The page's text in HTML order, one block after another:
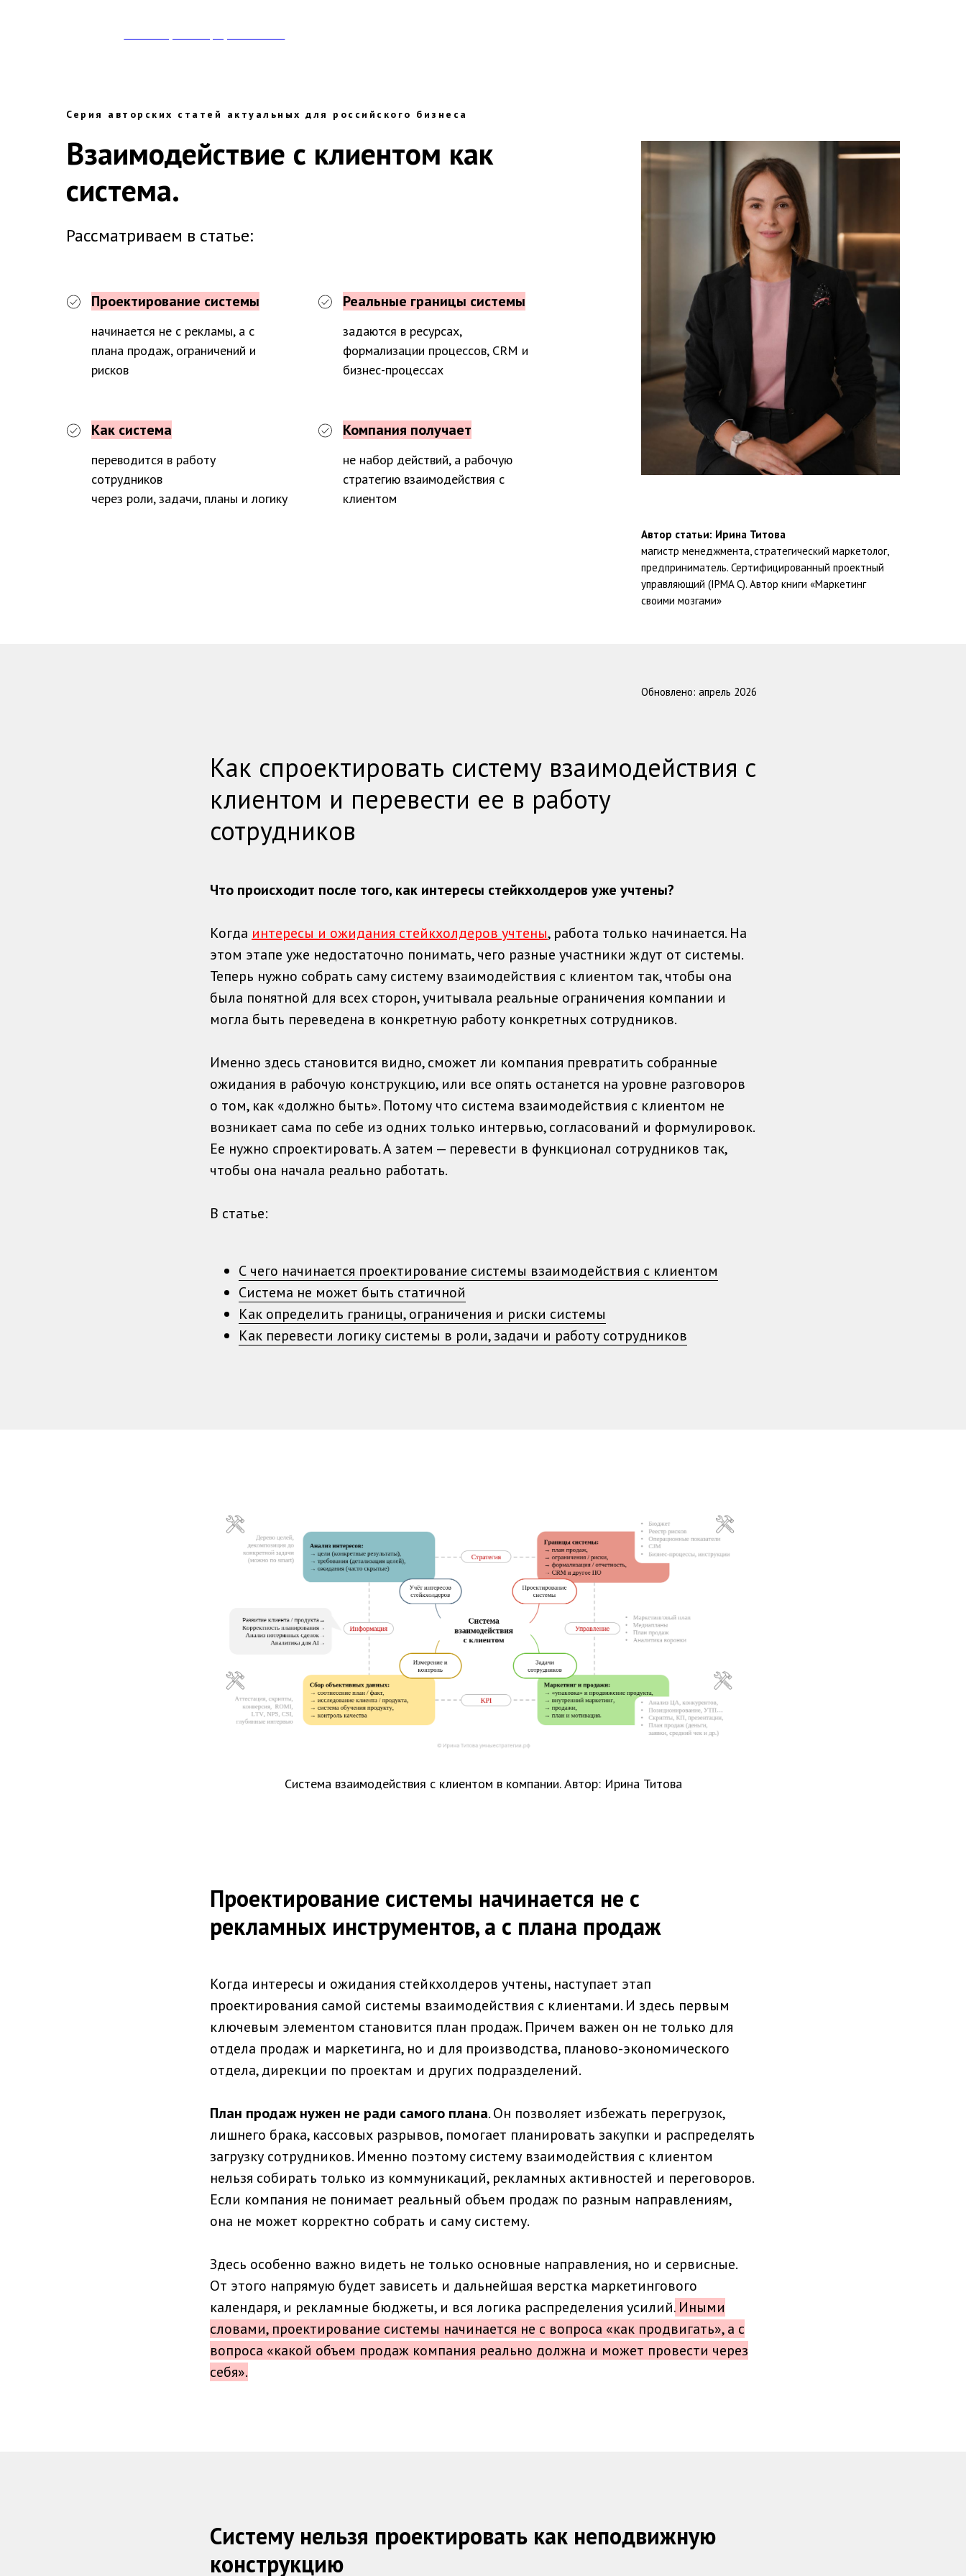
Серия авторских статей актуальных для российского бизнеса
Взаимодействие с клиентом как
система.
Рассматриваем в статье:
Проектирование системы
начинается не с рекламы, а с
плана продаж, ограничений и
рисков
Реальные границы системы
задаются в ресурсах,
формализации процессов, CRM и
бизнес-процессах
Как система
переводится в работу
сотрудников
через роли, задачи, планы и логику
Компания получает
не набор действий, а рабочую
стратегию взаимодействия с
клиентом
Автор статьи: Ирина Титова
магистр менеджмента, стратегический маркетолог,
предприниматель. Сертифицированный проектный
управляющий (IPMA C). Автор книги «Маркетинг
своими мозгами»
Обновлено: апрель 2026
Как спроектировать систему взаимодействия с
клиентом и перевести ее в работу
сотрудников
Что происходит после того, как интересы стейкхолдеров уже учтены?
Когда интересы и ожидания стейкхолдеров учтены, работа только начинается. На
этом этапе уже недостаточно понимать, чего разные участники ждут от системы.
Теперь нужно собрать саму систему взаимодействия с клиентом так, чтобы она
была понятной для всех сторон, учитывала реальные ограничения компании и
могла быть переведена в конкретную работу конкретных сотрудников.
Именно здесь становится видно, сможет ли компания превратить собранные
ожидания в рабочую конструкцию, или все опять останется на уровне разговоров
о том, как «должно быть». Потому что система взаимодействия с клиентом не
возникает сама по себе из одних только интервью, согласований и формулировок.
Ее нужно спроектировать. А затем — перевести в функционал сотрудников так,
чтобы она начала реально работать.
В статье:
С чего начинается проектирование системы взаимодействия с клиентом
Система не может быть статичной
Как определить границы, ограничения и риски системы
Как перевести логику системы в роли, задачи и работу сотрудников
Система взаимодействия с клиентом в компании. Автор: Ирина Титова
Проектирование системы начинается не с
рекламных инструментов, а с плана продаж
Когда интересы и ожидания стейкхолдеров учтены, наступает этап
проектирования самой системы взаимодействия с клиентами. И здесь первым
ключевым элементом становится план продаж. Причем важен он не только для
отдела продаж и маркетинга, но и для производства, планово-экономического
отдела, дирекции по проектам и других подразделений.
План продаж нужен не ради самого плана. Он позволяет избежать перегрузок,
лишнего брака, кассовых разрывов, помогает планировать закупки и распределять
загрузку сотрудников. Именно поэтому систему взаимодействия с клиентом
нельзя собирать только из коммуникаций, рекламных активностей и переговоров.
Если компания не понимает реальный объем продаж по разным направлениям,
она не может корректно собрать и саму систему.
Здесь особенно важно видеть не только основные направления, но и сервисные.
От этого напрямую будет зависеть и дальнейшая верстка маркетингового
календаря, и рекламные бюджеты, и вся логика распределения усилий.Иными
словами, проектирование системы начинается не с вопроса «как продвигать», а с
вопроса «какой объем продаж компания реально должна и может провести через
себя».
Систему нельзя проектировать как неподвижную
конструкцию